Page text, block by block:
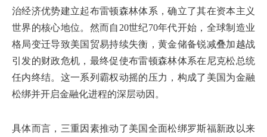
治经济优势建立起布雷顿森林体系，确立了其在资本主义
世界的核心地位。然而自20世纪70年代开始，全球制造业
格局变迁导致美国贸易持续失衡，黄金储备锐减叠加越战
引发的财政危机，最终促使布雷顿森林体系在尼克松总统
任内终结。这一系列霸权动摇的压力，构成了美国为金融
松绑并开启金融化进程的深层动因。
具体而言，三重因素推动了美国全面松绑罗斯福新政以来